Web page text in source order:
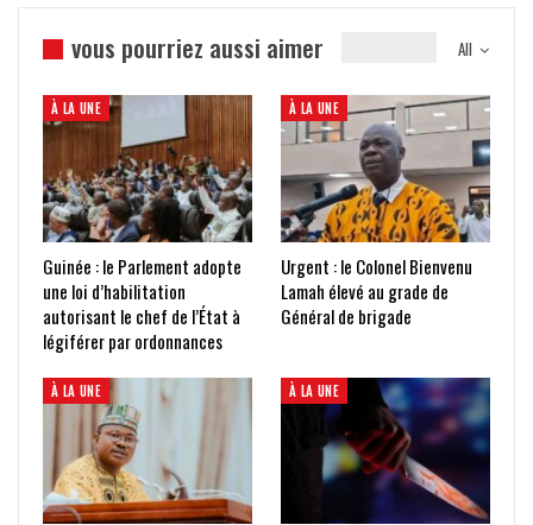
All
vous pourriez aussi aimer
À LA UNE
Guinée : le Parlement adopte
une loi d’habilitation
autorisant le chef de l’État à
légiférer par ordonnances
À LA UNE
Urgent : le Colonel Bienvenu
Lamah élevé au grade de
Général de brigade
À LA UNE À LA UNE